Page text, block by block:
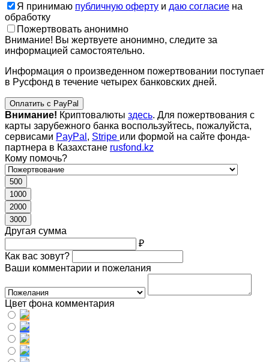
Я принимаю публичную оферту и даю согласие на
обработку
Пожертвовать анонимно
Внимание! Вы жертвуете анонимно, следите за
информацией самостоятельно.
Информация о произведенном пожертвовании поступает
в Русфонд в течение четырех банковских дней.
Оплатить с PayPal
Внимание! Криптовалюты здесь. Для пожертвования с
карты зарубежного банка воспользуйтесь, пожалуйста,
сервисами PayPal , Stripe или формой на сайте фонда-
партнера в Казахстане rusfond.kz
Кому помочь?
500
1000
2000
3000
Другая сумма
₽
Как вас зовут?
Ваши комментарии и пожелания
Цвет фона комментария